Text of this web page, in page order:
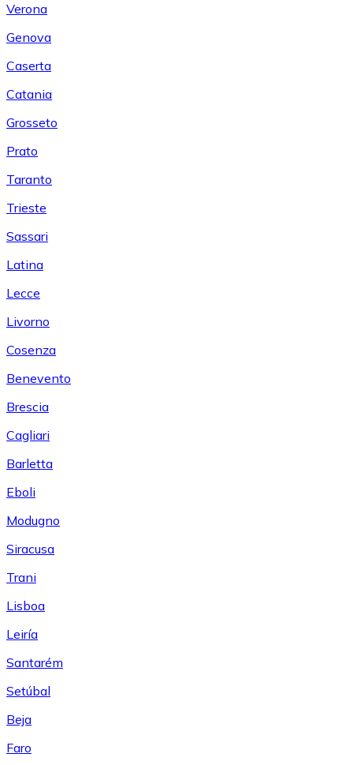
Verona
Genova
Caserta
Catania
Grosseto
Prato
Taranto
Trieste
Sassari
Latina
Lecce
Livorno
Cosenza
Benevento
Brescia
Cagliari
Barletta
Eboli
Modugno
Siracusa
Trani
Lisboa
Leiría
Santarém
Setúbal
Beja
Faro